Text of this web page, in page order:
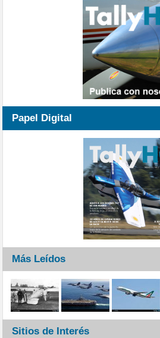
Papel Digital
Más Leídos
Sitios de Interés